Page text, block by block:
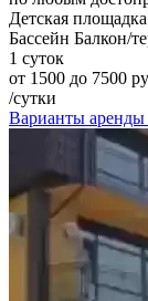
Детская площадка
Бассейн Балкон/
1 суток
от 1500 до 7500
/сутки
Варианты